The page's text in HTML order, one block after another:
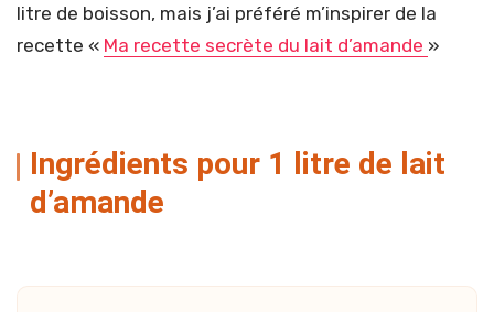
litre de boisson, mais j’ai préféré m’inspirer de la
recette « Ma recette secrète du lait d’amande »
Ingrédients pour 1 litre de lait
d’amande